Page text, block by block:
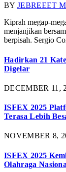
BY JEBREEET
Kiprah megap-
menjanjikan
berpisah. Sergio
Hadirkan 21
Digelar
DECEMBER 11,
ISFEX 2025
Terasa Lebih
NOVEMBER 8,
ISFEX 2025
Olahraga